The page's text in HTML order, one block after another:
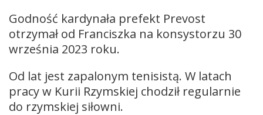
Godność kardynała prefekt Prevost
otrzymał od Franciszka na konsystorzu 30
września 2023 roku.
Od lat jest zapalonym tenisistą. W latach
pracy w Kurii Rzymskiej chodził regularnie
do rzymskiej siłowni.